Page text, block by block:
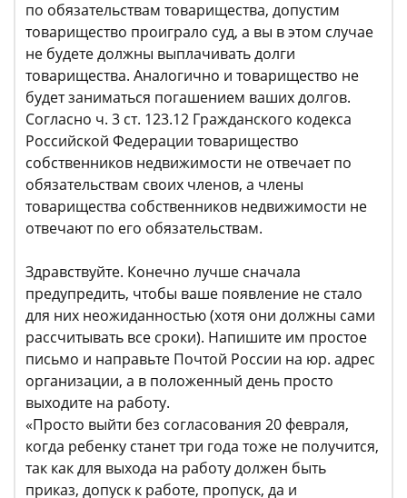
по обязательствам товарищества, допустим
товарищество проиграло суд, а вы в этом случае
не будете должны выплачивать долги
товарищества. Аналогично и товарищество не
будет заниматься погашением ваших долгов.
Согласно ч. 3 ст. 123.12 Гражданского кодекса
Российской Федерации товарищество
собственников недвижимости не отвечает по
обязательствам своих членов, а члены
товарищества собственников недвижимости не
отвечают по его обязательствам.
Здравствуйте. Конечно лучше сначала
предупредить, чтобы ваше появление не стало
для них неожиданностью (хотя они должны сами
рассчитывать все сроки). Напишите им простое
письмо и направьте Почтой России на юр. адрес
организации, а в положенный день просто
выходите на работу.
«Просто выйти без согласования 20 февраля,
когда ребенку станет три года тоже не получится,
так как для выхода на работу должен быть
приказ, допуск к работе, пропуск, да и